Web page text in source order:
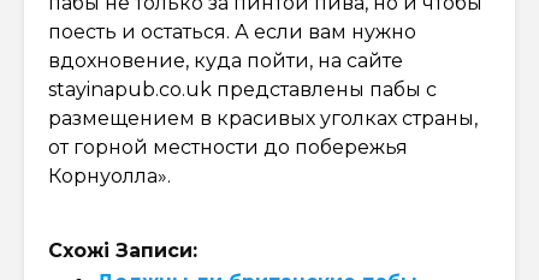
поесть и остаться. А если вам нужно
вдохновение, куда пойти, на сайте
stayinapub.co.uk представлены пабы с
размещением в красивых уголках страны,
от горной местности до побережья
Корнуолла».
Схожі Записи: